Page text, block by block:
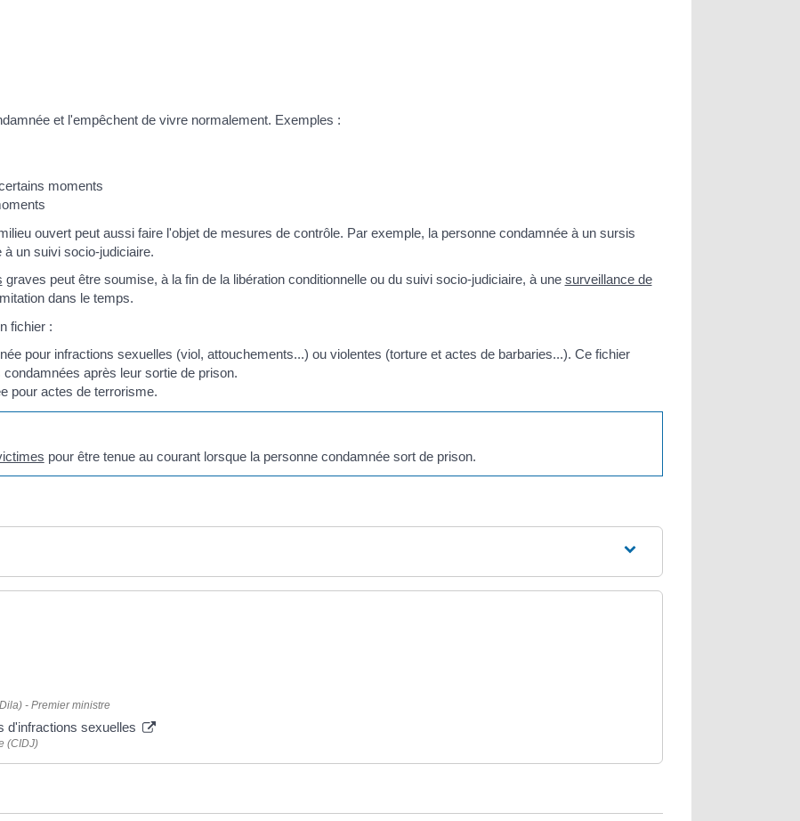
et l'empêchent de vivre normalement. Exemples :
moments
ouvert peut aussi faire l'objet de mesures de contrôle. Par exemple, la personne condamnée à un sursis
un suivi socio-judiciaire.
graves peut être soumise, à la fin de la libération conditionnelle ou du suivi socio-judiciaire, à une surveillance de
dans le temps.
fichier :
pour infractions sexuelles (viol, attouchements...) ou violentes (torture et actes de barbaries...). Ce fichier
après leur sortie de prison.
pour actes de terrorisme.
pour être tenue au courant lorsque la personne condamnée sort de prison.
- Premier ministre
d'infractions sexuelles
(CIDJ)